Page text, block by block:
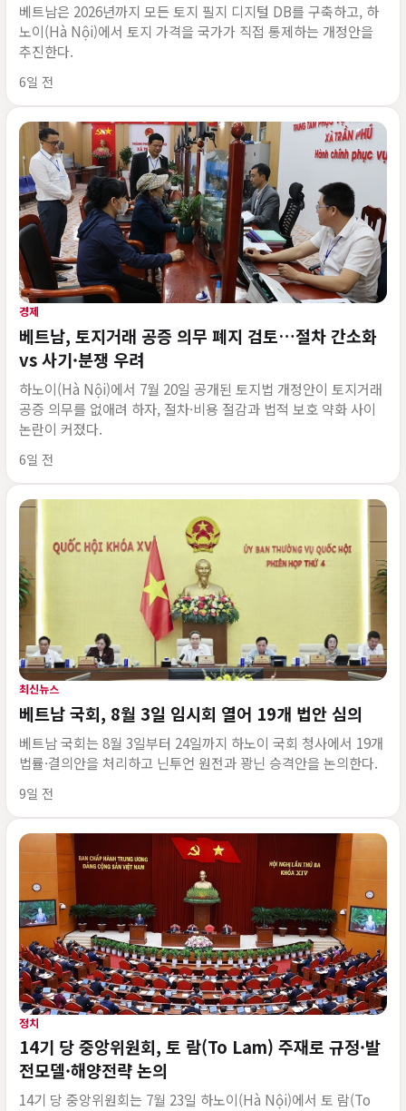
베트남은 2026년까지 모든 토지 필지 디지털 DB를 구축하고, 하
노이(Hà Nội)에서 토지 가격을 국가가 직접 통제하는 개정안을
추진한다.
게시 시각
6일 전
경제
베트남, 토지거래 공증 의무 폐지 검토…절차 간소화
vs 사기·분쟁 우려
하노이(Hà Nội)에서 7월 20일 공개된 토지법 개정안이 토지거래
공증 의무를 없애려 하자, 절차·비용 절감과 법적 보호 약화 사이
논란이 커졌다.
게시 시각
6일 전
최신뉴스
베트남 국회, 8월 3일 임시회 열어 19개 법안 심의
베트남 국회는 8월 3일부터 24일까지 하노이 국회 청사에서 19개
법률·결의안을 처리하고 닌투언 원전과 꽝닌 승격안을 논의한다.
게시 시각
9일 전
정치
14기 당 중앙위원회, 토 람(To Lam) 주재로 규정·발
전모델·해양전략 논의
14기 당 중앙위원회는 7월 23일 하노이(Hà Nội)에서 토 람(To